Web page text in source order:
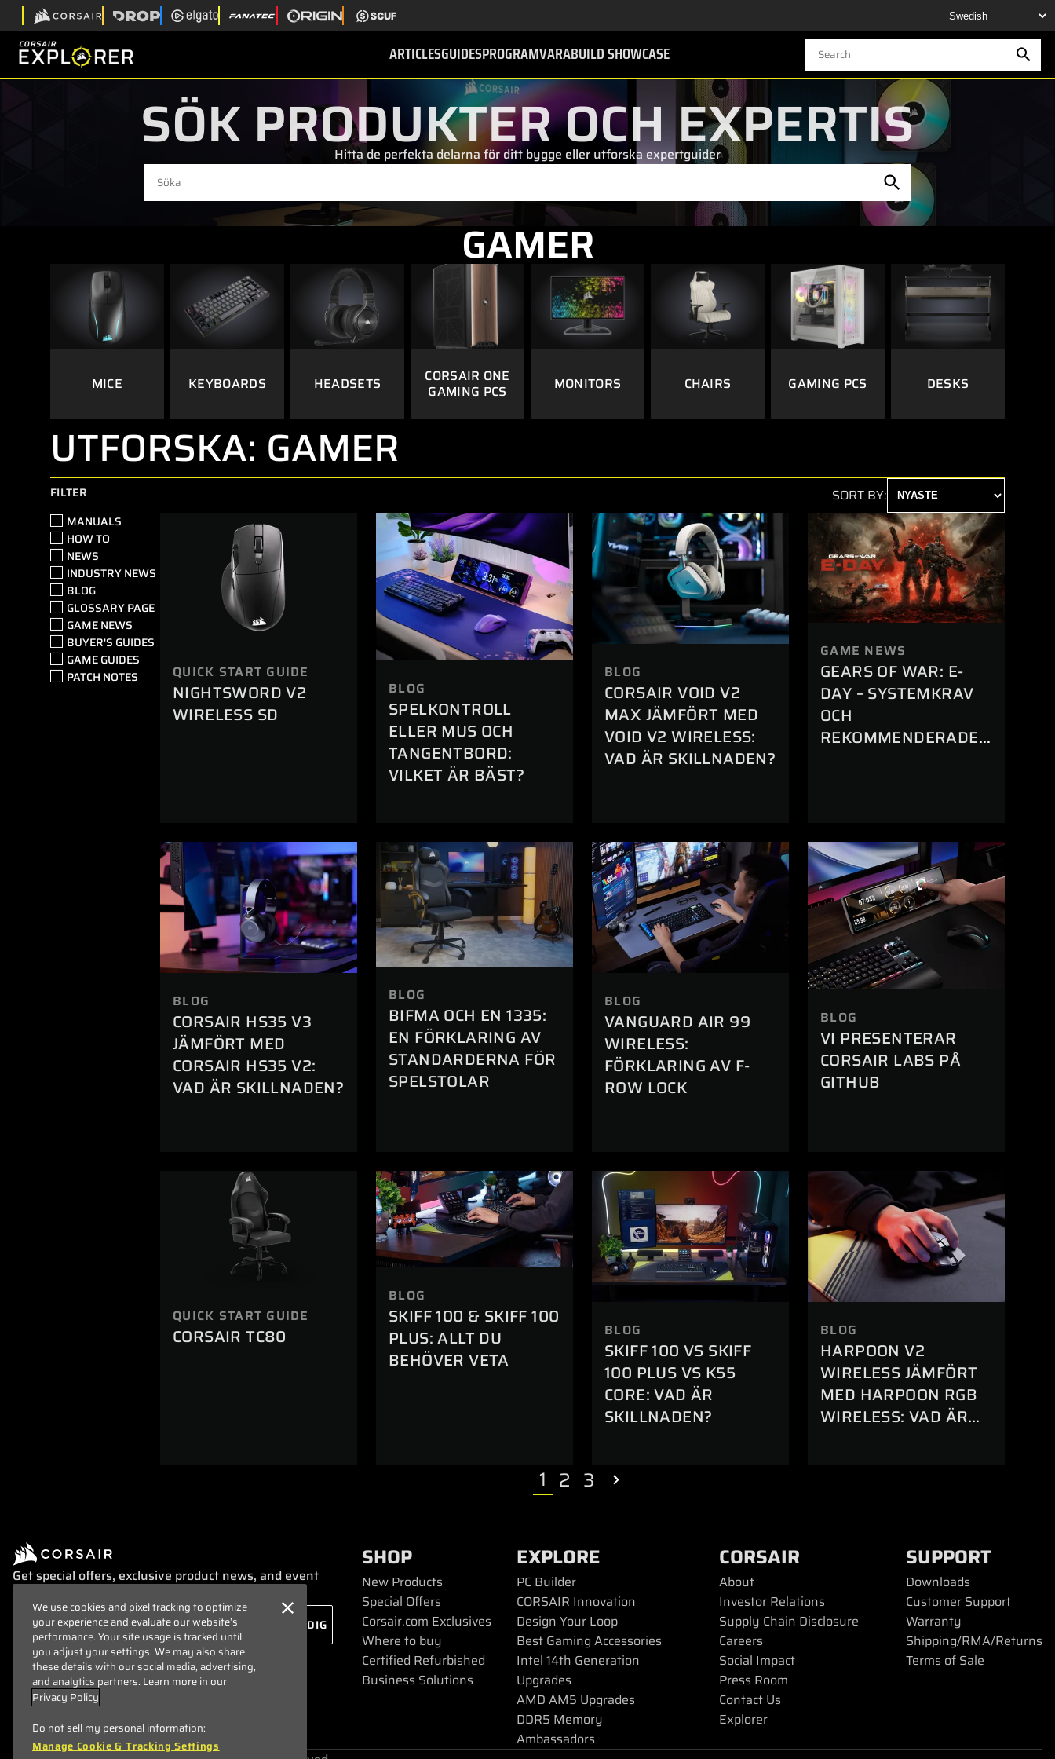
ARTICLESGUIDESPROGRAMVARABUILD SHOWCASE
SÖK PRODUKTER OCH EXPERTIS
Hitta de perfekta delarna för ditt bygge eller utforska expertguider
GAMER
MICE KEYBOARDS HEADSETS
CORSAIR ONE
GAMING PCS
MONITORS CHAIRS GAMING PCS DESKS
UTFORSKA: GAMER
FILTER
MANUALS
HOW TO
NEWS
INDUSTRY NEWS
BLOG
GLOSSARY PAGE
GAME NEWS
BUYER'S GUIDES
GAME GUIDES
PATCH NOTES
SORT BY:
QUICK START GUIDE
NIGHTSWORD V2
WIRELESS SD
BLOG
SPELKONTROLL
ELLER MUS OCH
TANGENTBORD:
VILKET ÄR BÄST?
BLOG
CORSAIR VOID V2
MAX JÄMFÖRT MED
VOID V2 WIRELESS:
VAD ÄR SKILLNADEN?
GAME NEWS
GEARS OF WAR: E-
DAY – SYSTEMKRAV
OCH
REKOMMENDERADE
BLOG
CORSAIR HS35 V3
JÄMFÖRT MED
CORSAIR HS35 V2:
VAD ÄR SKILLNADEN?
BLOG
BIFMA OCH EN 1335:
EN FÖRKLARING AV
STANDARDERNA FÖR
SPELSTOLAR
BLOG
VANGUARD AIR 99
WIRELESS:
FÖRKLARING AV F-
ROW LOCK
BLOG
VI PRESENTERAR
CORSAIR LABS PÅ
GITHUB
QUICK START GUIDE
CORSAIR TC80
BLOG
SKIFF 100 & SKIFF 100
PLUS: ALLT DU
BEHÖVER VETA
BLOG
SKIFF 100 VS SKIFF
100 PLUS VS K55
CORE: VAD ÄR
SKILLNADEN?
BLOG
HARPOON V2
WIRELESS JÄMFÖRT
MED HARPOON RGB
WIRELESS: VAD ÄR
1 2 3
Get special offers, exclusive product news, and event
SHOP
New Products
Special Offers
Corsair.com Exclusives
Where to buy
Certified Refurbished
Business Solutions
EXPLORE
PC Builder
CORSAIR Innovation
Design Your Loop
Best Gaming Accessories
Intel 14th Generation
Upgrades
AMD AM5 Upgrades
DDR5 Memory
Ambassadors
CORSAIR
About
Investor Relations
Supply Chain Disclosure
Careers
Social Impact
Press Room
Contact Us
Explorer
SUPPORT
Downloads
Customer Support
Warranty
Shipping/RMA/Returns
Terms of Sale
We use cookies and pixel tracking to optimize
your experience and evaluate our website’s
performance. Your site usage is tracked until
you adjust your settings. We may also share
these details with our social media, advertising,
and analytics partners. Learn more in our
Privacy Policy.
Do not sell my personal information:
Manage Cookie & Tracking Settings